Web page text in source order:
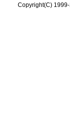
Copyright(C)